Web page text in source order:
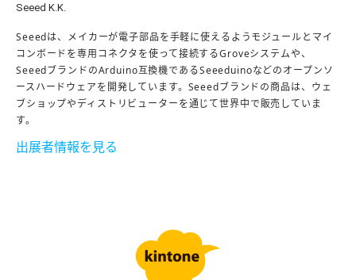
Seeed K.K.
Seeedは、メイカーが電子部品を手軽に使えるようモジュールとマイ
コンボードを専用コネクタを使って接続するGroveシステムや、
SeeedブランドのArduino互換機であるSeeeduinoなどのオープンソ
ースハードウェアを開発しています。Seeedブランドの商品は、ウェ
ブショップやディストリビューターを通じて世界中で販売していま
す。
出展者情報を見る